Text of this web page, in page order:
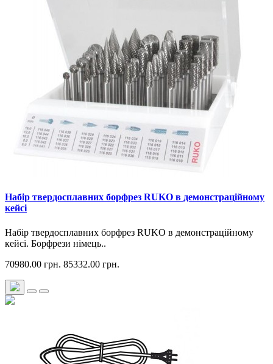
Набір твердосплавних борфрез RUKO в демонстраційному
кейсі
Набір твердосплавних борфрез RUKO в демонстраційному
кейсі. Борфрези німець..
70980.00 грн. 85332.00 грн.